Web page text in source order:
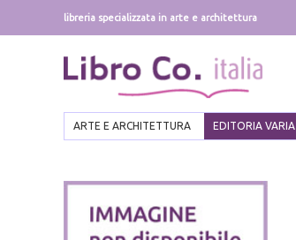
libreria specializzata in arte e architettura
ARTE E ARCHITETTURA EDITORIA VARIA